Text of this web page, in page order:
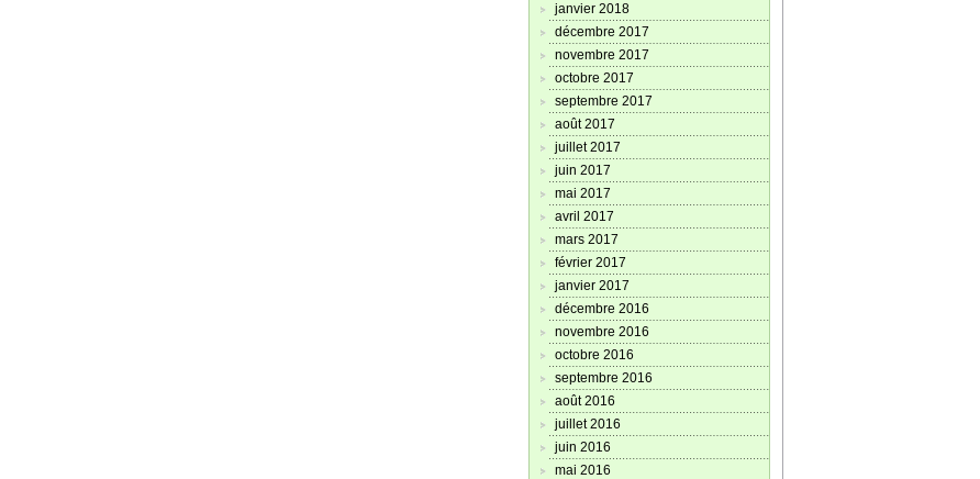
janvier 2018
décembre 2017
novembre 2017
octobre 2017
septembre 2017
août 2017
juillet 2017
juin 2017
mai 2017
avril 2017
mars 2017
février 2017
janvier 2017
décembre 2016
novembre 2016
octobre 2016
septembre 2016
août 2016
juillet 2016
juin 2016
mai 2016